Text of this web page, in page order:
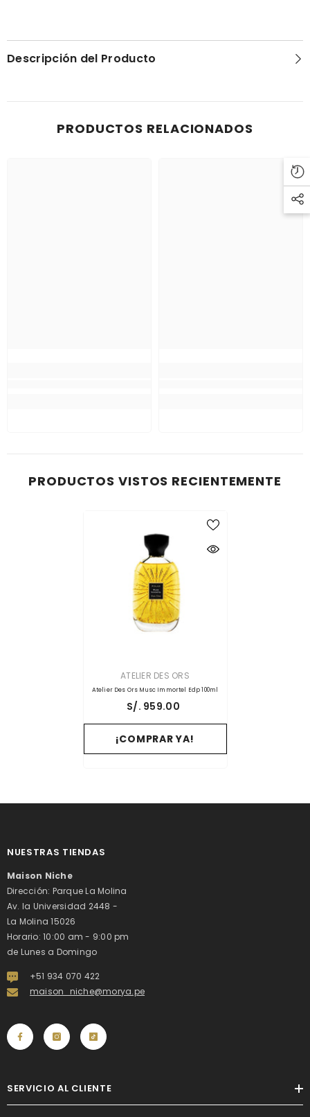
Descripción del Producto
PRODUCTOS RELACIONADOS
PRODUCTOS VISTOS RECIENTEMENTE
PROVEEDOR:ATELIER DES ORS
Atelier Des Ors Musc Immortel Edp 100ml
S/. 959.00
¡COMPRAR YA!
NUESTRAS TIENDAS
Maison Niche
Dirección: Parque La Molina
Av. la Universidad 2448 -
La Molina 15026
Horario: 10:00 am - 9:00 pm
de Lunes a Domingo
+51 934 070 422
maison_niche@morya.pe
SERVICIO AL CLIENTE